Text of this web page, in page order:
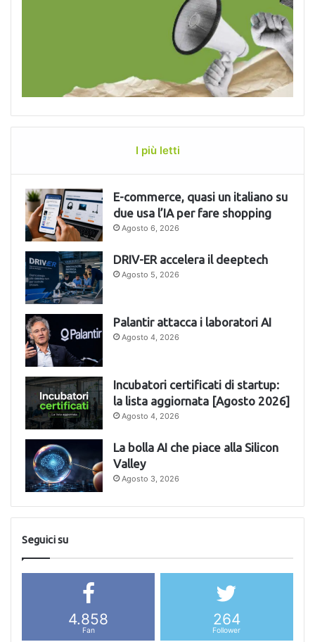
I più letti
E-commerce, quasi un italiano su
due usa l’IA per fare shopping
Agosto 6, 2026
DRIV-ER accelera il deeptech
Agosto 5, 2026
Palantir attacca i laboratori AI
Agosto 4, 2026
Incubatori certificati di startup:
la lista aggiornata [Agosto 2026]
Agosto 4, 2026
La bolla AI che piace alla Silicon
Valley
Agosto 3, 2026
Seguici su
4.858
Fan
264
Follower